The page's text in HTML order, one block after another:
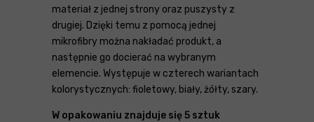
materiał z jednej strony oraz puszysty z
drugiej. Dzięki temu z pomocą jednej
mikrofibry można nakładać produkt, a
następnie go docierać na wybranym
elemencie. Występuje w czterech wariantach
kolorystycznych: fioletowy, biały, żółty, szary.
W opakowaniu znajduje się 5 sztuk